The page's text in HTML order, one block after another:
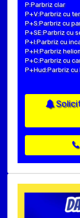
P:Parbriz clar
P+V:Parbriz cu
P+S:Parbriz cu
P+SE:Parbriz cu
P+I:Parbriz cu
P+H:Parbriz
P+C:Parbriz cu
P+Hud:Parbriz